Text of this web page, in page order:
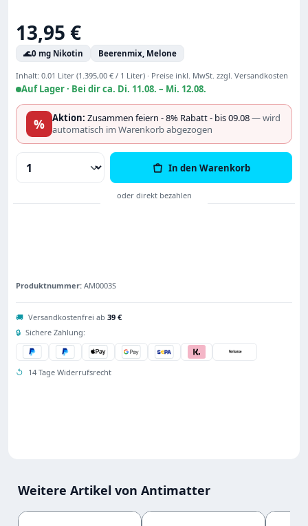
Regulärer Preis:
13,95 €
🌊0 mg Nikotin Beerenmix, Melone
Inhalt: 0.01 Liter (1.395,00 € / 1 Liter) · Preise inkl. MwSt. zzgl. Versandkosten
Auf Lager · Bei dir ca. Di. 11.08. – Mi. 12.08.
% Aktion: Zusammen feiern - 8% Rabatt - bis 09.08— wird
automatisch im Warenkorb abgezogen
Produkt Anzahl: Gib den gewünschten
In den Warenkorb
Produktnummer: AM0003S
🚚 Versandkostenfrei ab 39 €
🔒 Sichere Zahlung:
↺ 14 Tage Widerrufsrecht
Weitere Artikel von Antimatter
Produktgalerie überspringen